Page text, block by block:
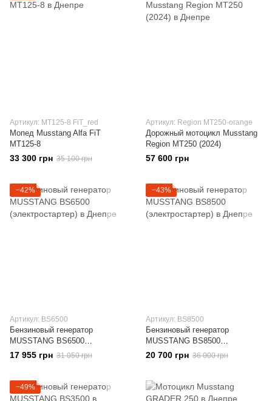
Артикул: MT125-8 FiT_red
Мопед Musstang Alfa FiT
MT125-8
33 300 грн 35 100 грн
Артикул: Region MT250-orange
Дорожный мотоцикл Musstang
Region MT250 (2024)
57 600 грн
−42%
Артикул: BS6500
Бензиновый генератор
MUSSTANG BS6500
(электростартер)
17 955 грн 31 050 грн
−43%
Артикул: BS8500
Бензиновый генератор
MUSSTANG BS8500
(электростартер)
20 700 грн 36 000 грн
−49%